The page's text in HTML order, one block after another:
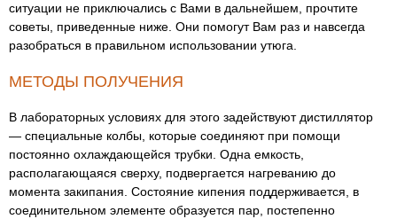
ситуации не приключались с Вами в дальнейшем, прочтите
советы, приведенные ниже. Они помогут Вам раз и навсегда
разобраться в правильном использовании утюга.
МЕТОДЫ ПОЛУЧЕНИЯ
В лабораторных условиях для этого задействуют дистиллятор
— специальные колбы, которые соединяют при помощи
постоянно охлаждающейся трубки. Одна емкость,
располагающаяся сверху, подвергается нагреванию до
момента закипания. Состояние кипения поддерживается, в
соединительном элементе образуется пар, постепенно